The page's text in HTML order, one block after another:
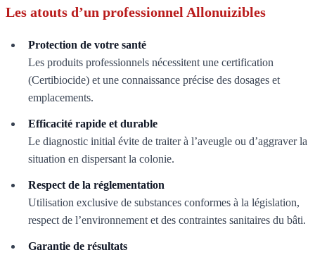
Les atouts d’un professionnel Allonuizibles
Protection de votre santé
Les produits professionnels nécessitent une certification
(Certibiocide) et une connaissance précise des dosages et
emplacements.
Efficacité rapide et durable
Le diagnostic initial évite de traiter à l’aveugle ou d’aggraver la
situation en dispersant la colonie.
Respect de la réglementation
Utilisation exclusive de substances conformes à la législation,
respect de l’environnement et des contraintes sanitaires du bâti.
Garantie de résultats